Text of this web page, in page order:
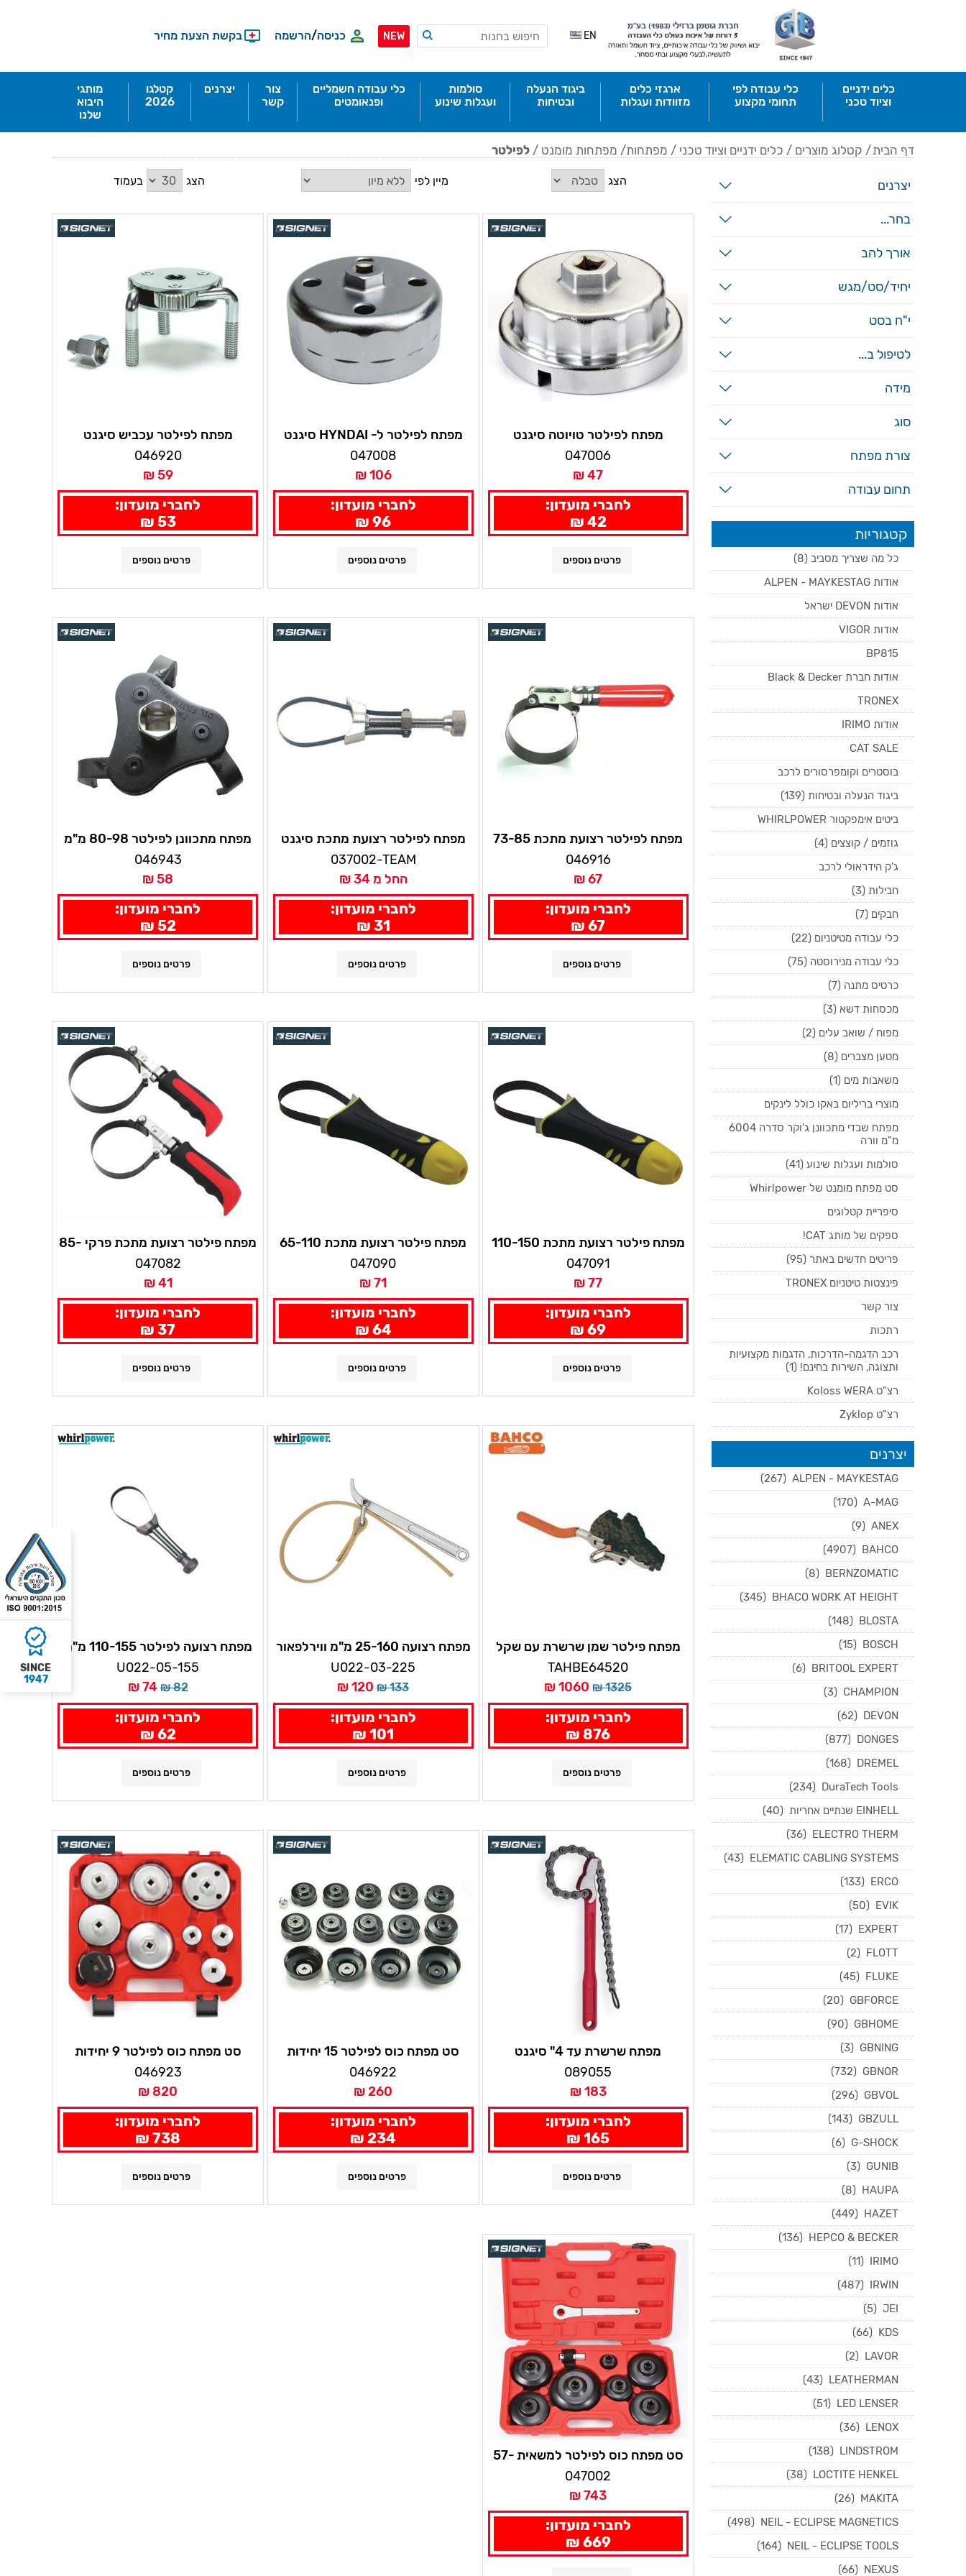
EN
NEW כניסה/הרשמה בקשת הצעת מחיר
כלים ידניים
וציוד טכני
כלי עבודה לפי
תחומי מקצוע
ארגזי כלים
מזוודות ועגלות
ביגוד הנעלה
ובטיחות
סולמות
ועגלות שינוע
כלי עבודה חשמליים
ופנאומטים
צור
קשר
יצרנים
קטלגו
2026
מותגי
היבוא
שלנו
דף הבית/ קטלוג מוצרים / כלים ידניים וציוד טכני / מפתחות/ מפתחות מומנט / לפילטר
הצג מיין לפי הצג בעמוד
מפתח לפילטר טויוטה סיגנט
047006
47 ₪
לחברי מועדון:
42 ₪
פרטים נוספים
מפתח לפילטר ל- HYNDAI סיגנט
047008
106 ₪
לחברי מועדון:
96 ₪
פרטים נוספים
מפתח לפילטר עכביש סיגנט
046920
59 ₪
לחברי מועדון:
53 ₪
פרטים נוספים
מפתח לפילטר רצועת מתכת 73-85
מ"מ סיגנט
046916
67 ₪
לחברי מועדון:
67 ₪
פרטים נוספים
מפתח לפילטר רצועת מתכת סיגנט
037002-TEAM
החל מ 34 ₪
לחברי מועדון:
31 ₪
פרטים נוספים
מפתח מתכוונן לפילטר 80-98 מ"מ
סיגנט
046943
58 ₪
לחברי מועדון:
52 ₪
פרטים נוספים
מפתח פילטר רצועת מתכת 110-150
מ"מ סיגנט
047091
77 ₪
לחברי מועדון:
69 ₪
פרטים נוספים
מפתח פילטר רצועת מתכת 65-110
סיגנט
047090
71 ₪
לחברי מועדון:
64 ₪
פרטים נוספים
מפתח פילטר רצועת מתכת פרקי 85-
99 מ"מ סיגנט047082
41 ₪
לחברי מועדון:
37 ₪
פרטים נוספים
מפתח פילטר שמן שרשרת עם שקל
ביטחון בקו
TAHBE64520
1325 ₪
1060 ₪
לחברי מועדון:
876 ₪
פרטים נוספים
מפתח רצועה 25-160 מ"מ ווירלפאור
U022-03-225
133 ₪
120 ₪
לחברי מועדון:
101 ₪
פרטים נוספים
מפתח רצועה לפילטר 110-155 מ"מ
ווירלפאוור
U022-05-155
82 ₪
74 ₪
לחברי מועדון:
62 ₪
פרטים נוספים
מפתח שרשרת עד 4" סיגנט
089055
183 ₪
לחברי מועדון:
165 ₪
פרטים נוספים
סט מפתח כוס לפילטר 15 יחידות
סיגנט
046922
260 ₪
לחברי מועדון:
234 ₪
פרטים נוספים
סט מפתח כוס לפילטר 9 יחידות
סיגנט
046923
820 ₪
לחברי מועדון:
738 ₪
פרטים נוספים
סט מפתח כוס לפילטר למשאית 57-
047002
743 ₪
לחברי מועדון:
669 ₪
יצרנים
בחר...
אורך להב
יחיד/סט/מגש
י"ח בסט
לטיפול ב...
מידה
סוג
צורת מפתח
תחום עבודה
קטגוריות
כל מה שצריך מסביב (8)
אודות ALPEN - MAYKESTAG
אודות DEVON ישראל
אודות VIGOR
BP815
אודות חברת Black & Decker
TRONEX
אודות IRIMO
CAT SALE
בוסטרים וקומפרסורים לרכב
ביגוד הנעלה ובטיחות (139)
ביטים אימפקטור WHIRLPOWER
גוזמים / קוצצים (4)
ג'ק הידראולי לרכב
חבילות (3)
חבקים (7)
כלי עבודה מטיטניום (22)
כלי עבודה מנירוסטה (75)
כרטיס מתנה (7)
מכסחות דשא (3)
מפוח / שואב עלים (2)
מטען מצברים (8)
משאבות מים (1)
מוצרי בריליום באקו כולל לינקים
מפתח שבדי מתכוונן ג'וקר סדרה 6004
מ"מ וורה
סולמות ועגלות שינוע (41)
סט מפתח מומנט של Whirlpower
סיפריית קטלוגים
ספקים של מותג CAT!
פריטים חדשים באתר (95)
פינצטות טיטניום TRONEX
צור קשר
רתכות
רכב הדגמה-הדרכות, הדגמות מקצועיות
ותצוגה, השירות בחינם! (1)
רצ"ט Koloss WERA
רצ"ט Zyklop
יצרנים
ALPEN - MAYKESTAG
(267)
A-MAG
(170)
ANEX
(9)
BAHCO
(4907)
BERNZOMATIC
(8)
BHACO WORK AT HEIGHT
(345)
BLOSTA
(148)
BOSCH
(15)
BRITOOL EXPERT
(6)
CHAMPION
(3)
DEVON
(62)
DONGES
(877)
DREMEL
(168)
DuraTech Tools
(234)
EINHELL שנתיים אחריות
(40)
ELECTRO THERM
(36)
ELEMATIC CABLING SYSTEMS
(43)
ERCO
(133)
EVIK
(50)
EXPERT
(17)
FLOTT
(2)
FLUKE
(45)
GBFORCE
(20)
GBHOME
(90)
GBNING
(3)
GBNOR
(732)
GBVOL
(296)
GBZULL
(143)
G-SHOCK
(6)
GUNIB
(3)
HAUPA
(8)
HAZET
(449)
HEPCO & BECKER
(136)
IRIMO
(11)
IRWIN
(487)
JEI
(5)
KDS
(66)
LAVOR
(2)
LEATHERMAN
(43)
LED LENSER
(51)
LENOX
(36)
LINDSTROM
(138)
LOCTITE HENKEL
(38)
MAKITA
(26)
NEIL - ECLIPSE MAGNETICS
(498)
NEIL - ECLIPSE TOOLS
(164)
NEXUS
(66)
SINCE
1947